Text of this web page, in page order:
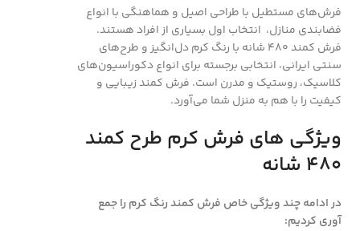
فرش‌های مستطیل با طراحی اصیل و هماهنگی با انواع
فضابندی منازل، انتخاب اول بسیاری از افراد هستند.
فرش کمند 480 شانه با رنگ کرم دل‌انگیز و طرح‌های
سنتی ایرانی، انتخابی برجسته برای انواع دکوراسیون‌های
کلاسیک، روستیک و مدرن است. فرش کمند زیبایی و
کیفیت را با هم به منزل شما می‌آورد.
ویژگی های فرش کرم طرح کمند
480 شانه
در ادامه چند ویژگی خاص فرش کمند رنگ کرم را جمع
آوری کردیم: